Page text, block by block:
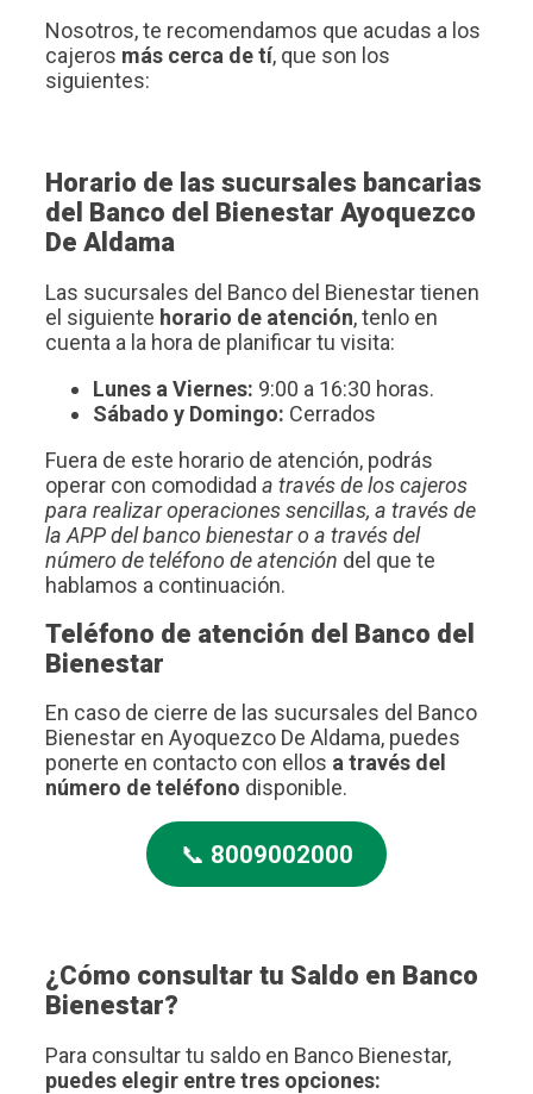
Nosotros, te recomendamos que acudas a los
cajeros más cerca de tí, que son los
siguientes:
Horario de las sucursales bancarias
del Banco del Bienestar Ayoquezco
De Aldama
Las sucursales del Banco del Bienestar tienen
el siguiente horario de atención, tenlo en
cuenta a la hora de planificar tu visita:
Lunes a Viernes: 9:00 a 16:30 horas.
Sábado y Domingo: Cerrados
Fuera de este horario de atención, podrás
operar con comodidad a través de los cajeros
para realizar operaciones sencillas, a través de
la APP del banco bienestar o a través del
número de teléfono de atención del que te
hablamos a continuación.
Teléfono de atención del Banco del
Bienestar
En caso de cierre de las sucursales del Banco
Bienestar en Ayoquezco De Aldama, puedes
ponerte en contacto con ellos a través del
número de teléfono disponible.
📞 8009002000
¿Cómo consultar tu Saldo en Banco
Bienestar?
Para consultar tu saldo en Banco Bienestar,
puedes elegir entre tres opciones: